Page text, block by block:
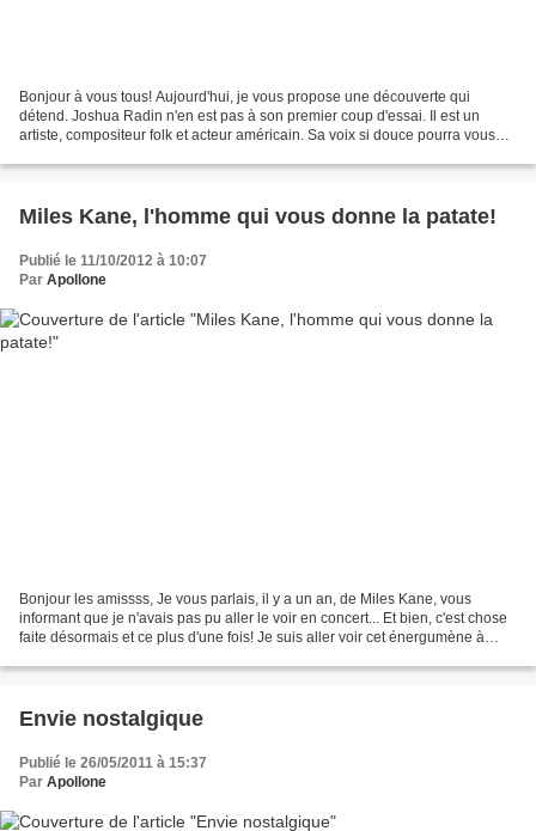
Bonjour à vous tous! Aujourd'hui, je vous propose une découverte qui
détend. Joshua Radin n'en est pas à son premier coup d'essai. Il est un
artiste, compositeur folk et acteur américain. Sa voix si douce pourra vous
Miles Kane, l'homme qui vous donne la patate!
Publié le 11/10/2012 à 10:07
Par Apollone
Bonjour les amissss, Je vous parlais, il y a un an, de Miles Kane, vous
informant que je n'avais pas pu aller le voir en concert... Et bien, c'est chose
faite désormais et ce plus d'une fois! Je suis aller voir cet énergumène à
Envie nostalgique
Publié le 26/05/2011 à 15:37
Par Apollone